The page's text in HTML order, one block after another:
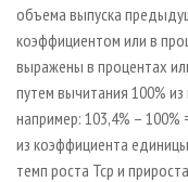
объема выпуска
коэффициентом или в
выражены в процентах
путем вычитания 100%
например: 103,4% – 100%
из коэффициента
темп роста Тср и